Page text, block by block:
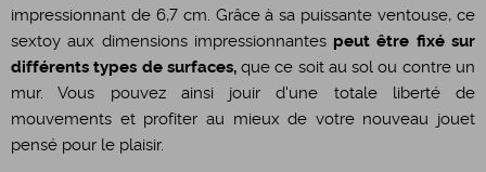
impressionnant de 6,7 cm. Grâce à sa puissante ventouse, ce
sextoy aux dimensions impressionnantes peut être fixé sur
différents types de surfaces,que ce soit au sol ou contre un
mur. Vous pouvez ainsi jouir d'une totale liberté de
mouvements et profiter au mieux de votre nouveau jouet
pensé pour le plaisir.